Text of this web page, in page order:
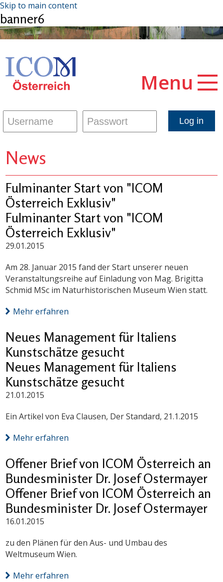
Skip to main content
banner6
Menu
News
Fulminanter Start von "ICOM
Österreich Exklusiv"
Fulminanter Start von "ICOM
Österreich Exklusiv"
29.01.2015
Am 28. Januar 2015 fand der Start unserer neuen
Veranstaltungsreihe auf Einladung von Mag. Brigitta
Schmid MSc im Naturhistorischen Museum Wien statt.
Mehr erfahren
Neues Management für Italiens
Kunstschätze gesucht
Neues Management für Italiens
Kunstschätze gesucht
21.01.2015
Ein Artikel von Eva Clausen, Der Standard, 21.1.2015
Mehr erfahren
Offener Brief von ICOM Österreich an
Bundesminister Dr. Josef Ostermayer
Offener Brief von ICOM Österreich an
Bundesminister Dr. Josef Ostermayer
16.01.2015
zu den Plänen für den Aus- und Umbau des
Weltmuseum Wien.
Mehr erfahren